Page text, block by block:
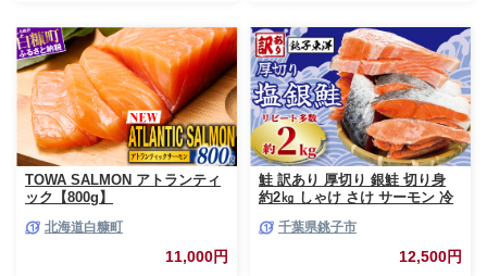
TOWA SALMON アトランティ
ック【800g】
北海道白糠町
11,000円
鮭 訳あり 厚切り 銀鮭 切り身
約2㎏ しゃけ さけ サーモン 冷
弁当 銀鮭切り身 銀鮭切身 鮭切
身 鮭切り身 シャケ サケ 魚 魚
介 魚貝類 海鮮 わけあり 訳あり
千葉県銚子市
12,500円